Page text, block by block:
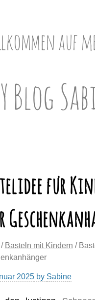
auf
Blog
für
/ Basteln mit Kindern /
2025by Sabine